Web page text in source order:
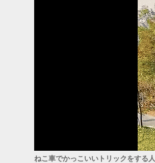
ねこ車でかっこいいトリックをする人